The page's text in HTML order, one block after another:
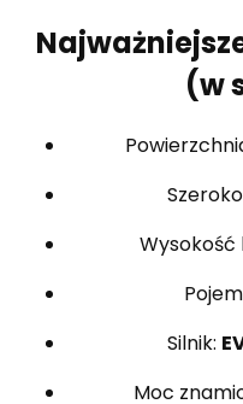
(w
Wysokość
Silnik:
Moc